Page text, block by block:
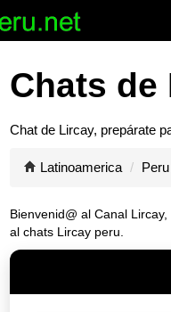
Chats
Chat de Lircay, prepárate
Latinoamerica Peru
Bienvenid@ al Canal Lircay,
al chats Lircay peru.